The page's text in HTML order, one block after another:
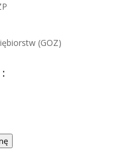
(GOZ)